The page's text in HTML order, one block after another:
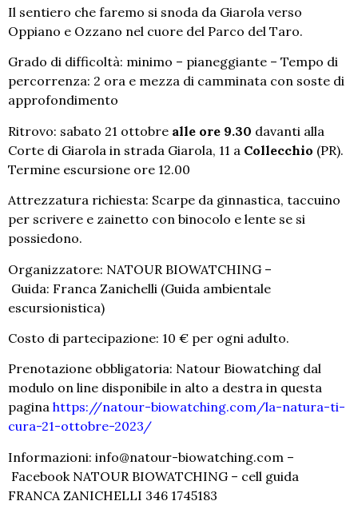
Il sentiero che faremo si snoda da Giarola verso
Oppiano e Ozzano nel cuore del Parco del Taro.
Grado di difficoltà: minimo – pianeggiante – Tempo di
percorrenza: 2 ora e mezza di camminata con soste di
approfondimento
Ritrovo: sabato 21 ottobre alle ore 9.30 davanti alla
Corte di Giarola in strada Giarola, 11 a Collecchio (PR).
Termine escursione ore 12.00
Attrezzatura richiesta: Scarpe da ginnastica, taccuino
per scrivere e zainetto con binocolo e lente se si
possiedono.
Organizzatore: NATOUR BIOWATCHING –
Guida: Franca Zanichelli (Guida ambientale
escursionistica)
Costo di partecipazione: 10 € per ogni adulto.
Prenotazione obbligatoria: Natour Biowatching dal
modulo on line disponibile in alto a destra in questa
pagina https://natour-biowatching.com/la-natura-ti-
cura-21-ottobre-2023/
Informazioni: info@natour-biowatching.com –
Facebook NATOUR BIOWATCHING – cell guida
FRANCA ZANICHELLI 346 1745183